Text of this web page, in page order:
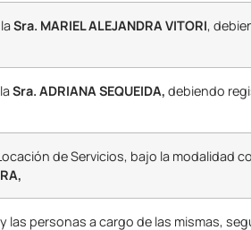
Sra. MARIEL ALEJANDRA VITORI,
Sra. ADRIANA SEQUEIDA, debiendo
de Servicios, bajo la modalidad
personas a cargo de las mismas,